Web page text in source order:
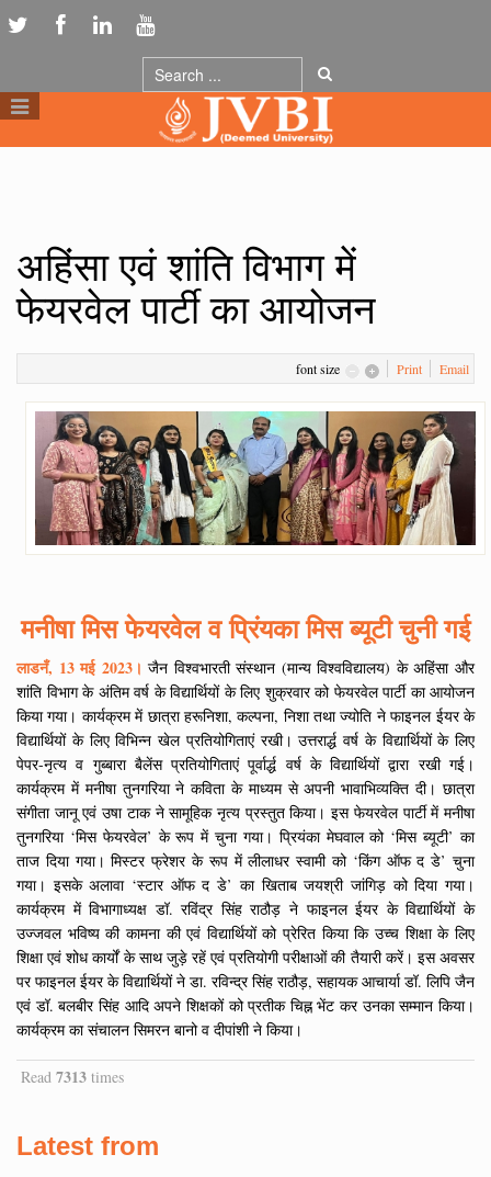
अहिंसा एवं शांति विभाग में
फेयरवेल पार्टी का आयोजन
font size Print Email
मनीषा मिस फेयरवेल व प्रिंयका मिस ब्यूटी चुनी गई
लाडनँ, 13 मई 2023। जैन विश्वभारती संस्थान (मान्य विश्वविद्यालय) के अहिंसा और
शांति विभाग के अंतिम वर्ष के विद्यार्थियों के लिए शुक्रवार को फेयरवेल पार्टी का आयोजन
किया गया। कार्यक्रम में छात्रा हरूनिशा, कल्पना, निशा तथा ज्योति ने फाइनल ईयर के
विद्यार्थियों के लिए विभिन्न खेल प्रतियोगिताएं रखी। उत्तरार्द्ध वर्ष के विद्यार्थियों के लिए
पेपर-नृत्य व गुब्बारा बैलेंस प्रतियोगिताएं पूर्वार्द्ध वर्ष के विद्यार्थियों द्वारा रखी गई।
कार्यक्रम में मनीषा तुनगरिया ने कविता के माध्यम से अपनी भावाभिव्यक्ति दी। छात्रा
संगीता जानू एवं उषा टाक ने सामूहिक नृत्य प्रस्तुत किया। इस फेयरवेल पार्टी में मनीषा
तुनगरिया ‘मिस फेयरवेल’ के रूप में चुना गया। प्रियंका मेघवाल को ‘मिस ब्यूटी’ का
ताज दिया गया। मिस्टर फ्रेशर के रूप में लीलाधर स्वामी को ‘किंग ऑफ द डे’ चुना
गया। इसके अलावा ‘स्टार ऑफ द डे’ का खिताब जयश्री जांगिड़ को दिया गया।
कार्यक्रम में विभागाध्यक्ष डॉ. रविंद्र सिंह राठौड़ ने फाइनल ईयर के विद्यार्थियों के
उज्जवल भविष्य की कामना की एवं विद्यार्थियों को प्रेरित किया कि उच्च शिक्षा के लिए
शिक्षा एवं शोध कार्यों के साथ जुड़े रहें एवं प्रतियोगी परीक्षाओं की तैयारी करें। इस अवसर
पर फाइनल ईयर के विद्यार्थियों ने डा. रविन्द्र सिंह राठौड़, सहायक आचार्या डॉ. लिपि जैन
एवं डॉ. बलबीर सिंह आदि अपने शिक्षकों को प्रतीक चिह्न भेंट कर उनका सम्मान किया।
कार्यक्रम का संचालन सिमरन बानो व दीपांशी ने किया।
Read 7313 times
Latest from